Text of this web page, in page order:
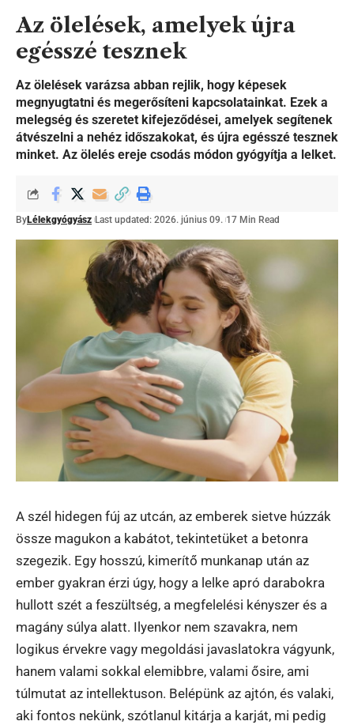
Az ölelések, amelyek újra
egésszé tesznek
Az ölelések varázsa abban rejlik, hogy képesek
megnyugtatni és megerősíteni kapcsolatainkat. Ezek a
melegség és szeretet kifejeződései, amelyek segítenek
átvészelni a nehéz időszakokat, és újra egésszé tesznek
minket. Az ölelés ereje csodás módon gyógyítja a lelket.
ByLélekgyógyász Last updated: 2026. június 09. 17 Min Read
A szél hidegen fúj az utcán, az emberek sietve húzzák
össze magukon a kabátot, tekintetüket a betonra
szegezik. Egy hosszú, kimerítő munkanap után az
ember gyakran érzi úgy, hogy a lelke apró darabokra
hullott szét a feszültség, a megfelelési kényszer és a
magány súlya alatt. Ilyenkor nem szavakra, nem
logikus érvekre vagy megoldási javaslatokra vágyunk,
hanem valami sokkal elemibbre, valami ősire, ami
túlmutat az intellektuson. Belépünk az ajtón, és valaki,
aki fontos nekünk, szótlanul kitárja a karját, mi pedig